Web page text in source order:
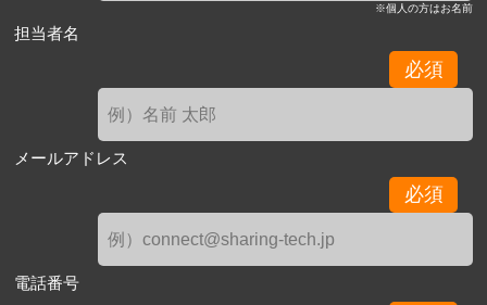
※個人の方はお名前
担当者名
必須
メールアドレス
必須
電話番号